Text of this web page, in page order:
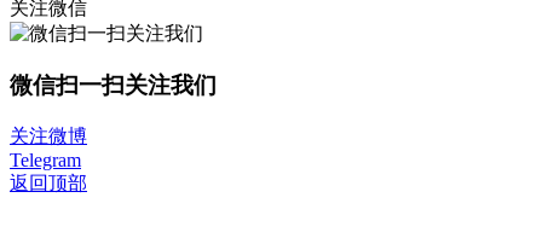
关注微信
微信扫一扫关注我们
关注微博
Telegram
返回顶部